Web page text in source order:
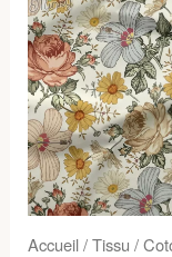
Accueil/Tissu /